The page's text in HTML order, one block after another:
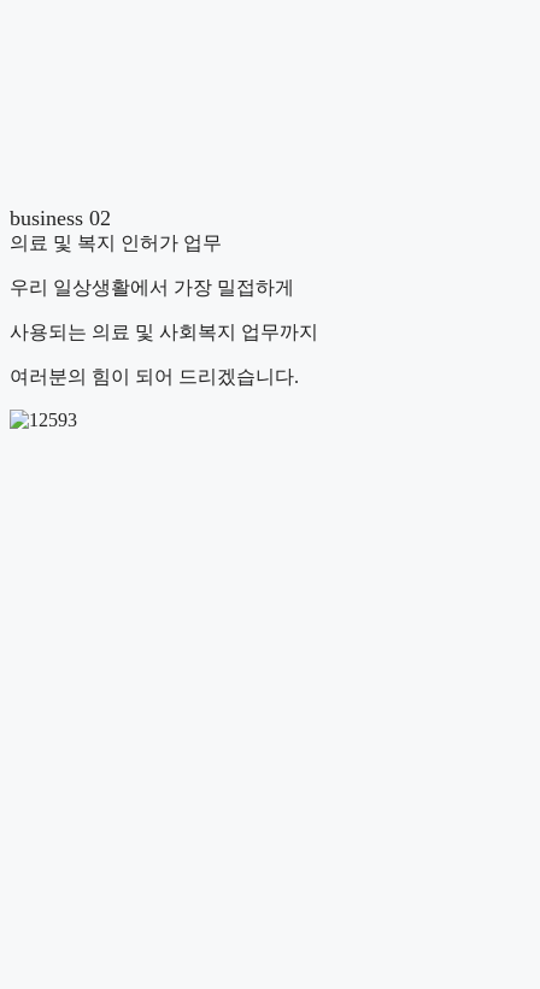
business 02
의료 및 복지 인허가 업무
우리 일상생활에서 가장 밀접하게
사용되는 의료 및 사회복지 업무까지
여러분의 힘이 되어 드리겠습니다.